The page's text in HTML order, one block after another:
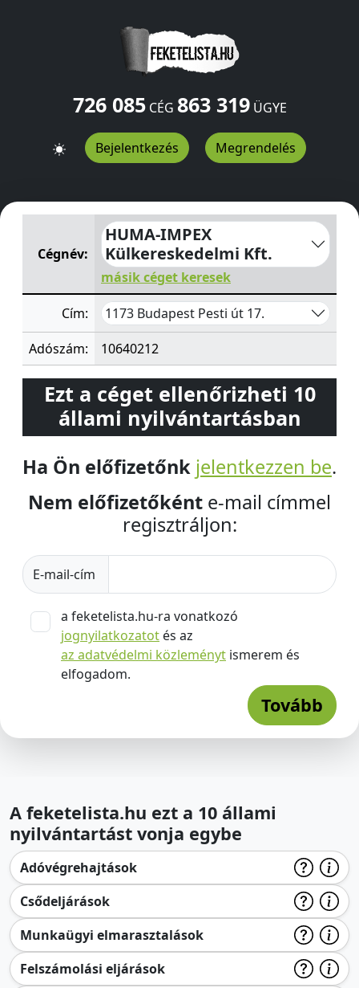
726 085CÉG 863 319ÜGYE
Bejelentkezés Megrendelés
HUMA-IMPEX Külkereskedelmi Kft.Pesti út 17.
Cégnév:
HUMA-IMPEX
Külkereskedelmi Kft.
másik céget keresek
Cím: 1173 Budapest Pesti út 17.
Adószám: 10640212
Ezt a céget ellenőrizheti 10
állami nyilvántartásban
Ha Ön előfizetőnk jelentkezzen be.
Nem előfizetőként e-mail címmel
regisztráljon:
E-mail-cím
a feketelista.hu-ra vonatkozó
jognyilatkozatot és az
az adatvédelmi közleményt ismerem és
elfogadom.
Tovább
A feketelista.hu ezt a 10 állami
nyilvántartást vonja egybe
Adóvégrehajtások
Csődeljárások
Munkaügyi elmarasztalások
Felszámolási eljárások